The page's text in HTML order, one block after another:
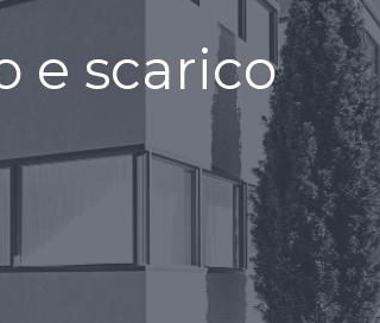
e scarico